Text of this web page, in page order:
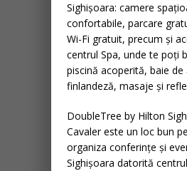
Sighișoara: camere
confortabile, parcare
Wi-Fi gratuit, precum și
centrul Spa, unde te poți
piscină acoperită, baie de
finlandeză, masaje și
DoubleTree by Hilton
Cavaler este un loc bun
organiza conferințe și
Sighișoara datorită